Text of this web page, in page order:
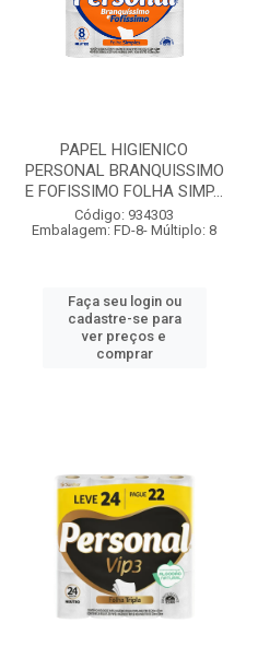
PAPEL HIGIENICO
PERSONAL BRANQUISSIMO
E FOFISSIMO FOLHA SIMP...
Código: 934303
Embalagem: FD-8- Múltiplo: 8
Faça seu login ou
cadastre-se para
ver preços e
comprar